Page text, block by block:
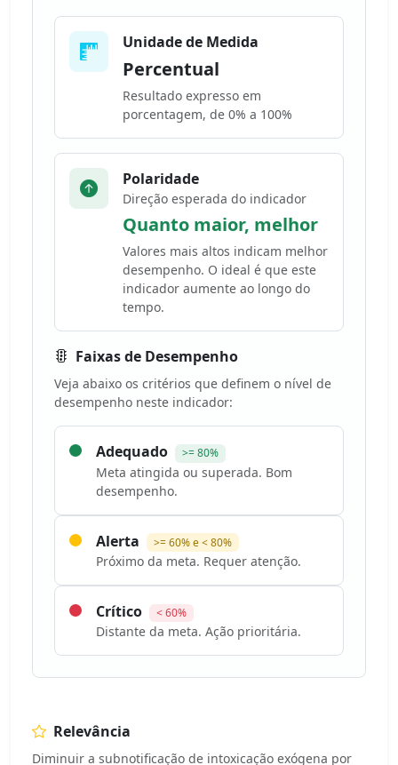
Unidade de Medida
Percentual
Resultado expresso em
porcentagem, de 0% a 100%
Polaridade
Direção esperada do indicador
Quanto maior, melhor
Valores mais altos indicam melhor
desempenho. O ideal é que este
indicador aumente ao longo do
tempo.
Faixas de Desempenho
Veja abaixo os critérios que definem o nível de
desempenho neste indicador:
Adequado >= 80%
Meta atingida ou superada. Bom
desempenho.
Alerta >= 60% e < 80%
Próximo da meta. Requer atenção.
Crítico < 60%
Distante da meta. Ação prioritária.
Relevância
Diminuir a subnotificação de intoxicação exógena por